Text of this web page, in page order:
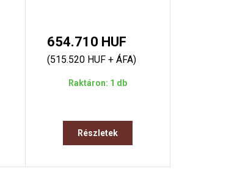
654.710 HUF
(515.520 HUF + ÁFA)
Raktáron: 1 db
Részletek